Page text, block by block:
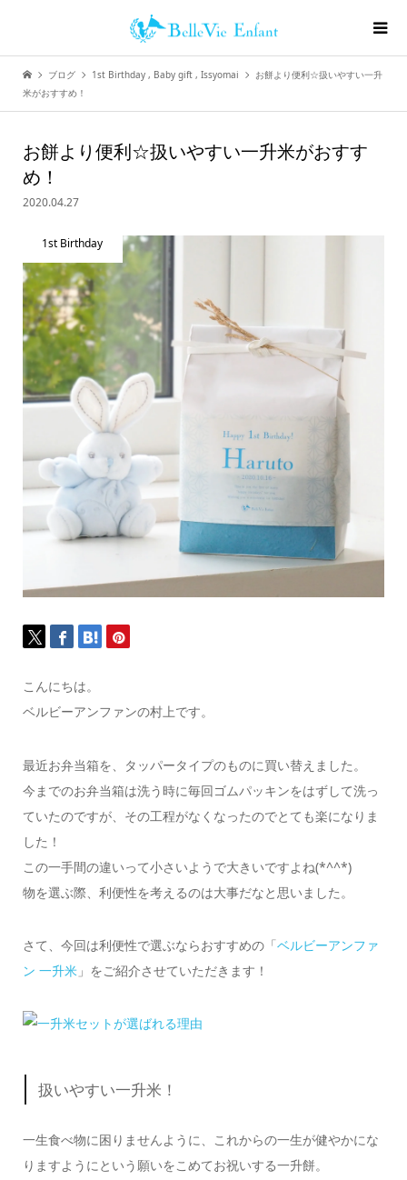
ブログ 1st Birthday , Baby gift , Issyomai
お餅より便利☆扱いやすい一升
米がおすすめ！
お餅より便利☆扱いやすい一升米がおすす
め！
2020.04.27
1st Birthday
こんにちは。
ベルビーアンファンの村上です。
最近お弁当箱を、タッパータイプのものに買い替えました。
今までのお弁当箱は洗う時に毎回ゴムパッキンをはずして洗っ
ていたのですが、その工程がなくなったのでとても楽になりま
した！
この一手間の違いって小さいようで大きいですよね(*^^*)
物を選ぶ際、利便性を考えるのは大事だなと思いました。
さて、今回は利便性で選ぶならおすすめの「ベルビーアンファ
ン 一升米」をご紹介させていただきます！
扱いやすい一升米！
一生食べ物に困りませんように、これからの一生が健やかにな
りますようにという願いをこめてお祝いする一升餅。